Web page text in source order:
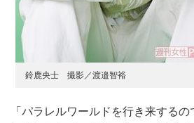
鈴鹿央士 撮影／渡邉智裕
「パラレルワールドを行き来する